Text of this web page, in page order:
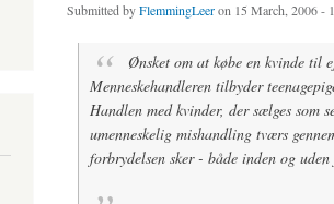
Submitted byFlemmingLeeron 15 March, 2006 -
Ønsket om at købe en kvinde til
Menneskehandleren tilbyder
Handlen med kvinder, der sælges som
umenneskelig mishandling tværs
forbrydelsen sker - både inden og